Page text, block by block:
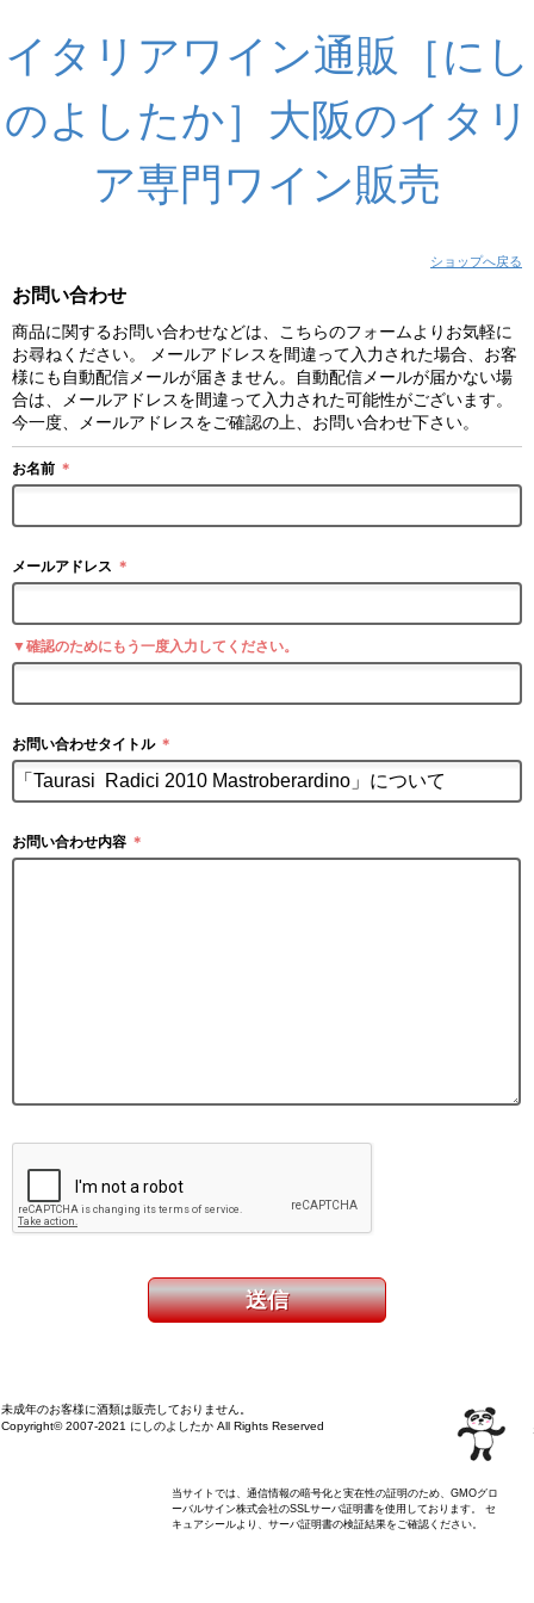
イタリアワイン通販［にし
のよしたか］大阪のイタリ
ア専門ワイン販売
ショップへ戻る
お問い合わせ
商品に関するお問い合わせなどは、こちらのフォームよりお気軽に
お尋ねください。 メールアドレスを間違って入力された場合、お客
様にも自動配信メールが届きません。自動配信メールが届かない場
合は、メールアドレスを間違って入力された可能性がございます。
今一度、メールアドレスをご確認の上、お問い合わせ下さい。
お名前 ＊
メールアドレス ＊
▼確認のためにもう一度入力してください。
お問い合わせタイトル ＊
お問い合わせ内容 ＊
未成年のお客様に酒類は販売しておりません。
Copyright© 2007-2021 にしのよしたか All Rights Reserved
当サイトでは、通信情報の暗号化と実在性の証明のため、GMOグロ
ーバルサイン株式会社のSSLサーバ証明書を使用しております。 セ
キュアシールより、サーバ証明書の検証結果をご確認ください。